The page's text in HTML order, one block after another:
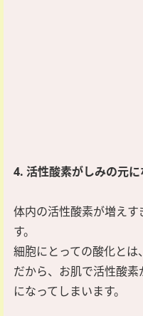
4. 活性酸素がしみの元
体内の活性酸素が増え
す。
細胞にとっての酸化とは
だから、お肌で活性酸
になってしまいます。